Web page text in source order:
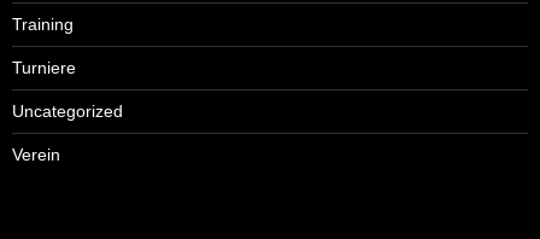
Training
Turniere
Uncategorized
Verein